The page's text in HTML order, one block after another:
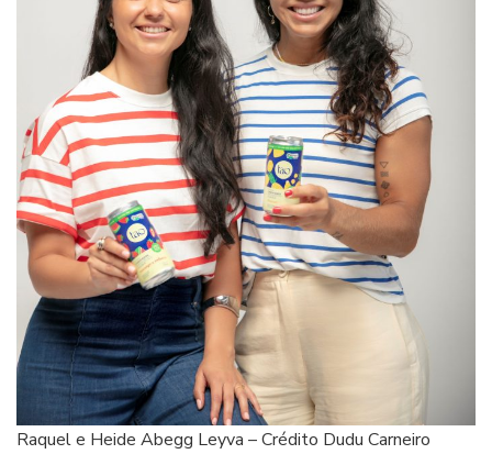
Raquel e Heide Abegg Leyva – Crédito Dudu Carneiro